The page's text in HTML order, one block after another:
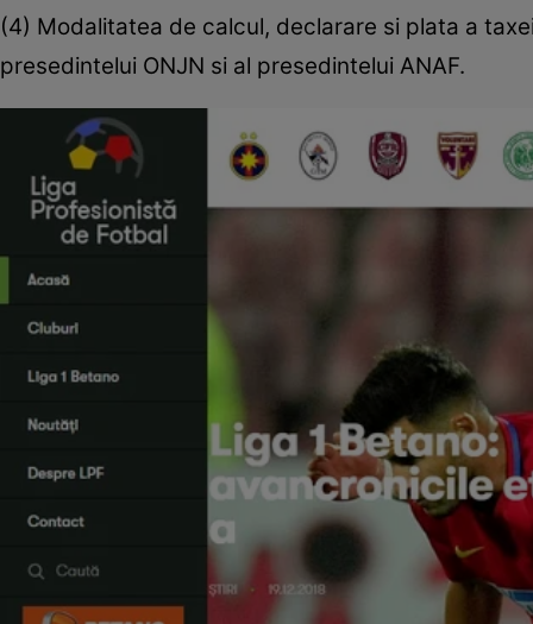
(4) Modalitatea de calcul, declarare si plata a
presedintelui ONJN si al presedintelui ANAF.